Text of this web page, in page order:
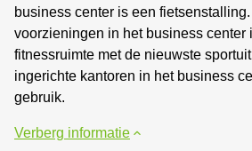
business center is een
voorzieningen in het business center
fitnessruimte met de nieuwste
ingerichte kantoren in het business
gebruik.
Verberg informatie